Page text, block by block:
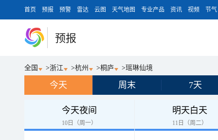
首页 预报 预警 雷达 云图 天气地图 专业产品 资讯 视频 节气
预报
全国 >浙江 >杭州 >桐庐 >瑶琳仙境
今天 周末 7天
今天夜间
10日（周一）
明天白天
11日（周二）